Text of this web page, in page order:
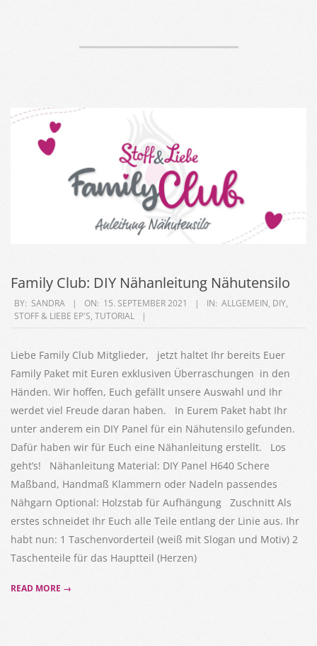
Family Club: DIY Nähanleitung Nähutensilo
2021-
09-
BY: SANDRA ON: 15. SEPTEMBER 2021 IN: ALLGEMEIN, DIY,
STOFF & LIEBE EP'S, TUTORIAL
Liebe Family Club Mitglieder, jetzt haltet Ihr bereits Euer
Family Paket mit Euren exklusiven Überraschungen in den
Händen. Wir hoffen, Euch gefällt unsere Auswahl und Ihr
werdet viel Freude daran haben. In Eurem Paket habt Ihr
unter anderem ein DIY Panel für ein Nähutensilo gefunden.
Dafür haben wir für Euch eine Nähanleitung erstellt. Los
geht’s! Nähanleitung Material: DIY Panel H640 Schere
Maßband, Handmaß Klammern oder Nadeln passendes
Nähgarn Optional: Holzstab für Aufhängung Zuschnitt Als
erstes schneidet Ihr Euch alle Teile entlang der Linie aus. Ihr
habt nun: 1 Taschenvorderteil (weiß mit Slogan und Motiv) 2
Taschenteile für das Hauptteil (Herzen)
READ MORE →